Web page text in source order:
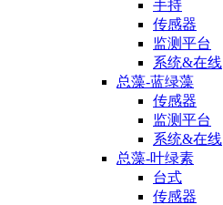
手持
传感器
监测平台
系统&在线
总藻-蓝绿藻
传感器
监测平台
系统&在线
总藻-叶绿素
台式
传感器